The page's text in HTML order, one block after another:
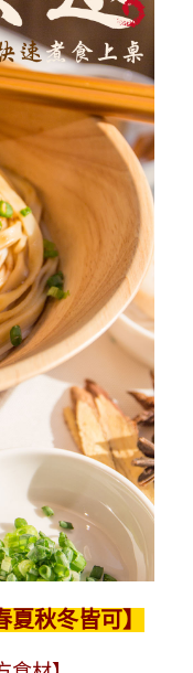
秋冬皆可】